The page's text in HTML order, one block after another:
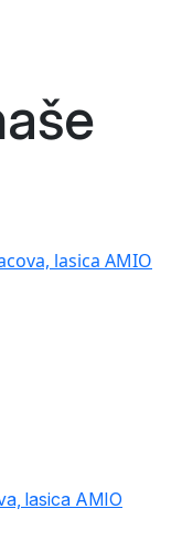
lasica AMIO